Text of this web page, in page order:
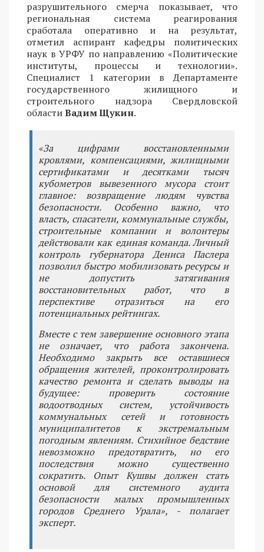
разрушительного смерча показывает, что
региональная система реагирования
сработала оперативно и на результат,
отметил аспирант кафедры политических
наук в УРФУ по направлению «Политические
институты, процессы и технологии».
Специалист 1 категории в Департаменте
государственного жилищного и
строительного надзора Свердловской
областиВадим Щукин.
«За цифрами восстановленными
кровлями, компенсациями, жилищными
сертификатами и десятками тысяч
кубометров вывезенного мусора стоит
главное: возвращение людям чувства
безопасности. Особенно важно, что
власть, спасатели, коммунальные службы,
строительные компании и волонтеры
действовали как единая команда. Личный
контроль губернатора Дениса Паслера
позволил быстро мобилизовать ресурсы и
не допустить затягивания
восстановительных работ, что в
перспективе отразиться на его
потенциальных рейтингах.
Вместе с тем завершение основного этапа
не означает, что работа закончена.
Необходимо закрыть все оставшиеся
обращения жителей, проконтролировать
качество ремонта и сделать выводы на
будущее: проверить состояние
водоотводных систем, устойчивость
коммунальных сетей и готовность
муниципалитетов к экстремальным
погодным явлениям. Стихийное бедствие
невозможно предотвратить, но его
последствия можно существенно
сократить. Опыт Кушвы должен стать
основой для системного аудита
безопасности малых промышленных
городов Среднего Урала», - полагает
эксперт.